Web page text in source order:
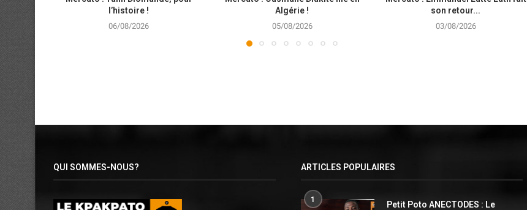
l’histoire !
06/08/2026
Algérie !
05/08/2026
son retour...
03/08/2026
QUI SOMMES-NOUS? ARTICLES POPULAIRES
1
Petit Poto ANECTODES : Le